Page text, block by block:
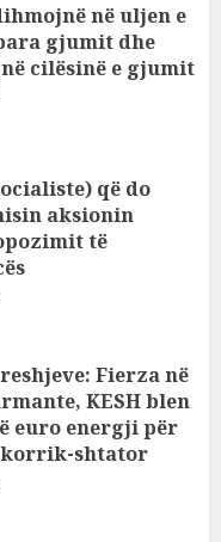
në uljen e
gjumit dhe
cilësinë e gjumit
që do
aksionin
të
Fierza në
KESH blen
euro energji për
shtator